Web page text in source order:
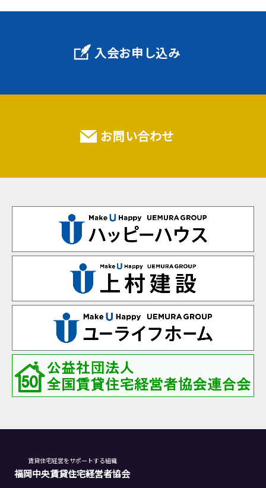
入会お申し込み
お問い合わせ
賃貸住宅経営をサポートする組織
福岡中央賃貸住宅経営者協会